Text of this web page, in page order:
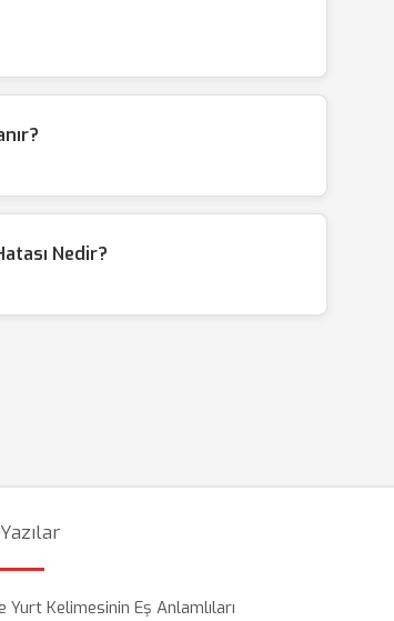
Nedir?
Yurt Kelimesinin Eş Anlamlıları